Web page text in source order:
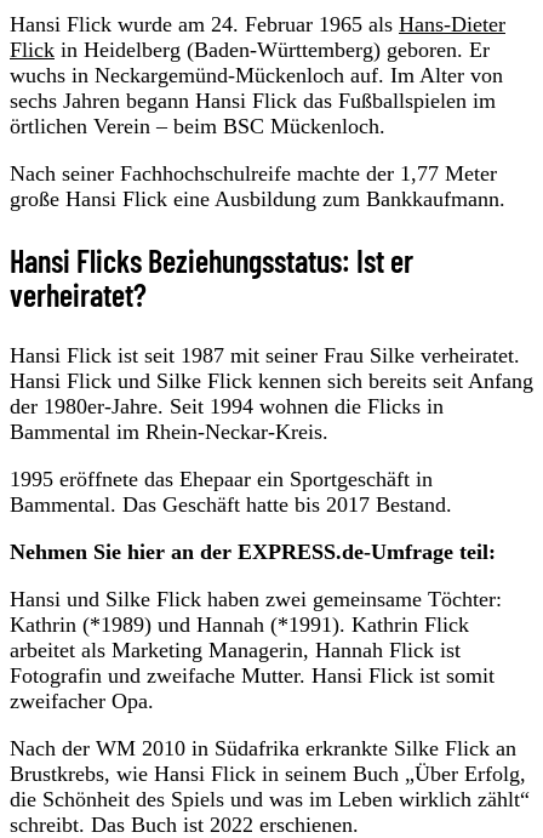
Hansi Flick wurde am 24. Februar 1965 als Hans-Dieter
Flick in Heidelberg (Baden-Württemberg) geboren. Er
wuchs in Neckargemünd-Mückenloch auf. Im Alter von
sechs Jahren begann Hansi Flick das Fußballspielen im
örtlichen Verein – beim BSC Mückenloch.
Nach seiner Fachhochschulreife machte der 1,77 Meter
große Hansi Flick eine Ausbildung zum Bankkaufmann.
Hansi Flicks Beziehungsstatus: Ist er
verheiratet?
Hansi Flick ist seit 1987 mit seiner Frau Silke verheiratet.
Hansi Flick und Silke Flick kennen sich bereits seit Anfang
der 1980er-Jahre. Seit 1994 wohnen die Flicks in
Bammental im Rhein-Neckar-Kreis.
1995 eröffnete das Ehepaar ein Sportgeschäft in
Bammental. Das Geschäft hatte bis 2017 Bestand.
Nehmen Sie hier an der EXPRESS.de-Umfrage teil:
Hansi und Silke Flick haben zwei gemeinsame Töchter:
Kathrin (*1989) und Hannah (*1991). Kathrin Flick
arbeitet als Marketing Managerin, Hannah Flick ist
Fotografin und zweifache Mutter. Hansi Flick ist somit
zweifacher Opa.
Nach der WM 2010 in Südafrika erkrankte Silke Flick an
Brustkrebs, wie Hansi Flick in seinem Buch „Über Erfolg,
die Schönheit des Spiels und was im Leben wirklich zählt“
schreibt. Das Buch ist 2022 erschienen.